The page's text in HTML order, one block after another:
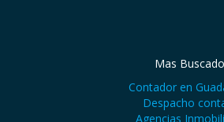
Mas
Contador en
Despacho
Agencias